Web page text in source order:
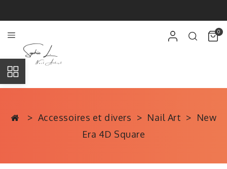
0
Accessoires et divers Nail Art
New
Era 4D Square